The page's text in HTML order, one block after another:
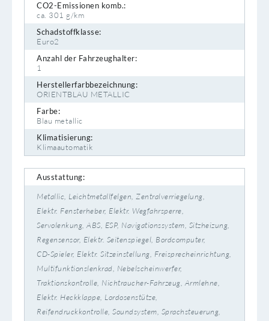
CO2-Emissionen komb.:
ca. 301 g/km
Schadstoffklasse:
Euro2
Anzahl der Fahrzeughalter:
1
Herstellerfarbbezeichnung:
ORIENTBLAU METALLIC
Farbe:
Blau metallic
Klimatisierung:
Klimaautomatik
Ausstattung:
Metallic Leichtmetallfelgen Zentralverriegelung
Elektr. Fensterheber Elektr. Wegfahrsperre
Servolenkung ABS ESP Navigationssystem Sitzheizung
Regensensor Elektr. Seitenspiegel Bordcomputer
CD-Spieler Elektr. Sitzeinstellung Freisprecheinrichtung
Multifunktionslenkrad Nebelscheinwerfer
Traktionskontrolle Nichtraucher-Fahrzeug Armlehne
Elektr. Heckklappe Lordosenstütze
Reifendruckkontrolle Soundsystem Sprachsteuerung